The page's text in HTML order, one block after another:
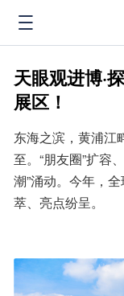
天眼观进博·
展区！
东海之滨，黄浦江
至。“朋友圈”扩容
潮”涌动。今年，
萃、亮点纷呈。